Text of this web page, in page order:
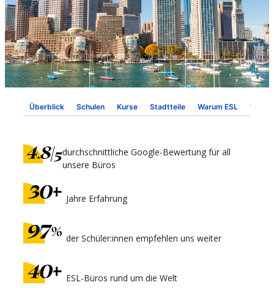
Überblick Schulen Kurse Stadtteile Warum ESL Visum
durchschnittliche Google-Bewertung für all
unsere Büros
Jahre Erfahrung
der Schüler:innen empfehlen uns weiter
ESL-Büros rund um die Welt